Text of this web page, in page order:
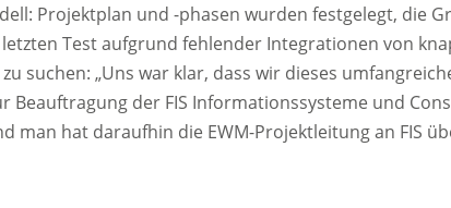
Projektplan und -phasen wurden festgelegt, die
Test aufgrund fehlender Integrationen von
suchen: „Uns war klar, dass wir dieses
der FIS Informationssysteme und
hat daraufhin die EWM-Projektleitung an FIS